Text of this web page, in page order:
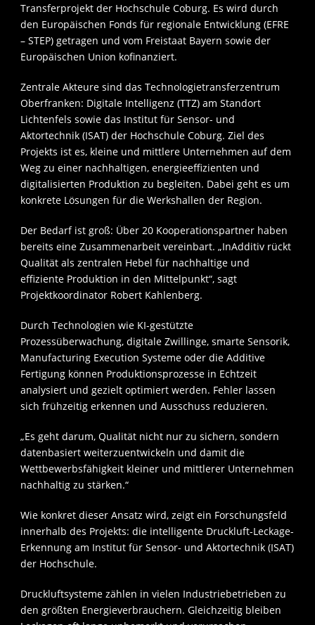
Transferprojekt der Hochschule Coburg. Es wird durch
den Europäischen Fonds für regionale Entwicklung (EFRE
– STEP) getragen und vom Freistaat Bayern sowie der
Europäischen Union kofinanziert.
Zentrale Akteure sind das Technologietransferzentrum
Oberfranken: Digitale Intelligenz (TTZ) am Standort
Lichtenfels sowie das Institut für Sensor- und
Aktortechnik (ISAT) der Hochschule Coburg. Ziel des
Projekts ist es, kleine und mittlere Unternehmen auf dem
Weg zu einer nachhaltigen, energieeffizienten und
digitalisierten Produktion zu begleiten. Dabei geht es um
konkrete Lösungen für die Werkshallen der Region.
Der Bedarf ist groß: Über 20 Kooperationspartner haben
bereits eine Zusammenarbeit vereinbart. „InAdditiv rückt
Qualität als zentralen Hebel für nachhaltige und
effiziente Produktion in den Mittelpunkt“, sagt
Projektkoordinator Robert Kahlenberg.
Durch Technologien wie KI-gestützte
Prozessüberwachung, digitale Zwillinge, smarte Sensorik,
Manufacturing Execution Systeme oder die Additive
Fertigung können Produktionsprozesse in Echtzeit
analysiert und gezielt optimiert werden. Fehler lassen
sich frühzeitig erkennen und Ausschuss reduzieren.
„Es geht darum, Qualität nicht nur zu sichern, sondern
datenbasiert weiterzuentwickeln und damit die
Wettbewerbsfähigkeit kleiner und mittlerer Unternehmen
nachhaltig zu stärken.“
Wie konkret dieser Ansatz wird, zeigt ein Forschungsfeld
innerhalb des Projekts: die intelligente Druckluft-Leckage-
Erkennung am Institut für Sensor- und Aktortechnik (ISAT)
der Hochschule.
Druckluftsysteme zählen in vielen Industriebetrieben zu
den größten Energieverbrauchern. Gleichzeitig bleiben